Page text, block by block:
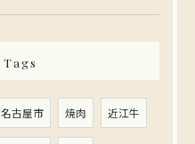
Tags
名古屋市 焼肉 近江牛